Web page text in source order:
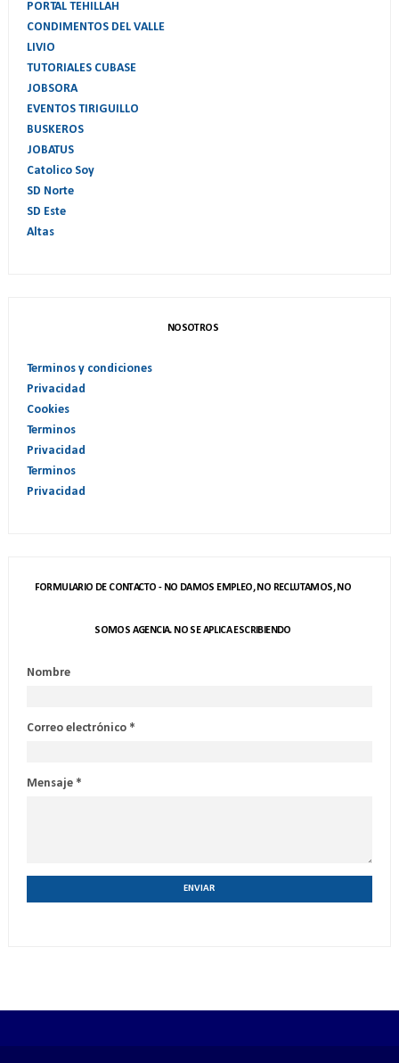
PORTAL TEHILLAH
CONDIMENTOS DEL VALLE
LIVIO
TUTORIALES CUBASE
JOBSORA
EVENTOS TIRIGUILLO
BUSKEROS
JOBATUS
Catolico Soy
SD Norte
SD Este
Altas
NOSOTROS
Terminos y condiciones
Privacidad
Cookies
Terminos
Privacidad
Terminos
Privacidad
FORMULARIO DE CONTACTO - NO DAMOS EMPLEO, NO RECLUTAMOS, NO
SOMOS AGENCIA. NO SE APLICA ESCRIBIENDO
Nombre
Correo electrónico *
Mensaje *